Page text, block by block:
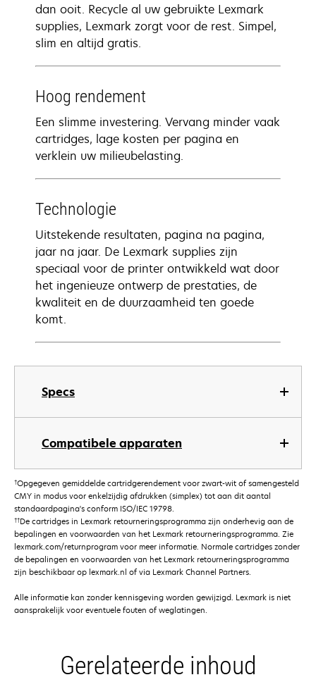
Specs
Compatibele apparaten
dan ooit. Recycle al uw gebruikte Lexmark
supplies, Lexmark zorgt voor de rest. Simpel,
slim en altijd gratis.
Hoog rendement
Een slimme investering. Vervang minder vaak
cartridges, lage kosten per pagina en
verklein uw milieubelasting.
Technologie
Uitstekende resultaten, pagina na pagina,
jaar na jaar. De Lexmark supplies zijn
speciaal voor de printer ontwikkeld wat door
het ingenieuze ontwerp de prestaties, de
kwaliteit en de duurzaamheid ten goede
komt.
†Opgegeven gemiddelde cartridgerendement voor zwart-wit of samengesteld
CMY in modus voor enkelzijdig afdrukken (simplex) tot aan dit aantal
standaardpagina's conform ISO/IEC 19798.
††De cartridges in Lexmark retourneringsprogramma zijn onderhevig aan de
bepalingen en voorwaarden van het Lexmark retourneringsprogramma. Zie
lexmark.com/returnprogram voor meer informatie. Normale cartridges zonder
de bepalingen en voorwaarden van het Lexmark retourneringsprogramma
zijn beschikbaar op lexmark.nl of via Lexmark Channel Partners.
Alle informatie kan zonder kennisgeving worden gewijzigd. Lexmark is niet
aansprakelijk voor eventuele fouten of weglatingen.
Gerelateerde inhoud